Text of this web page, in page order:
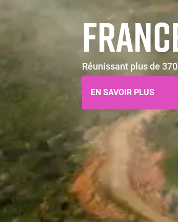
Réunissant plus de
EN SAVOIR PLUS